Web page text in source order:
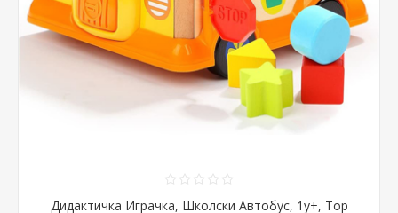
Дидактичка Играчка, Школски Автобус, 1y+, Top